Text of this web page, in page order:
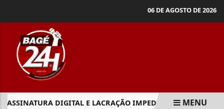
06 DE AGOSTO DE 2026
ASSINATURA DIGITAL E LACRAÇÃO IMPEDEM ALTERAÇÃO EM
MENU